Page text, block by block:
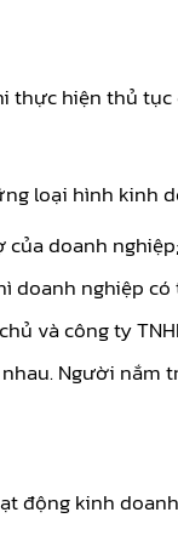
thực hiện thủ tục
loại hình kinh
doanh nghiệp;
nghiệp
và công ty
Người nắm
kinh